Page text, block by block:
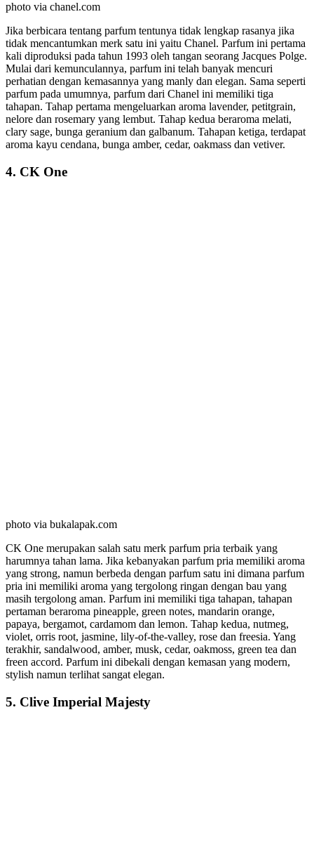
photo via chanel.com
Jika berbicara tentang parfum tentunya tidak lengkap rasanya jika
tidak mencantumkan merk satu ini yaitu Chanel. Parfum ini pertama
kali diproduksi pada tahun 1993 oleh tangan seorang Jacques Polge.
Mulai dari kemunculannya, parfum ini telah banyak mencuri
perhatian dengan kemasannya yang manly dan elegan. Sama seperti
parfum pada umumnya, parfum dari Chanel ini memiliki tiga
tahapan. Tahap pertama mengeluarkan aroma lavender, petitgrain,
nelore dan rosemary yang lembut. Tahap kedua beraroma melati,
clary sage, bunga geranium dan galbanum. Tahapan ketiga, terdapat
aroma kayu cendana, bunga amber, cedar, oakmass dan vetiver.
4. CK One
photo via bukalapak.com
CK One merupakan salah satu merk parfum pria terbaik yang
harumnya tahan lama. Jika kebanyakan parfum pria memiliki aroma
yang strong, namun berbeda dengan parfum satu ini dimana parfum
pria ini memiliki aroma yang tergolong ringan dengan bau yang
masih tergolong aman. Parfum ini memiliki tiga tahapan, tahapan
pertaman beraroma pineapple, green notes, mandarin orange,
papaya, bergamot, cardamom dan lemon. Tahap kedua, nutmeg,
violet, orris root, jasmine, lily-of-the-valley, rose dan freesia. Yang
terakhir, sandalwood, amber, musk, cedar, oakmoss, green tea dan
freen accord. Parfum ini dibekali dengan kemasan yang modern,
stylish namun terlihat sangat elegan.
5. Clive Imperial Majesty